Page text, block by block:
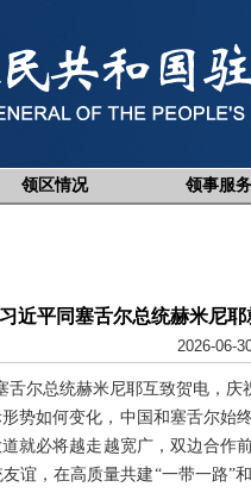
领区情况 领事服务
习近平同塞舌尔总统赫米尼
2026-06-
尔总统赫米尼耶互致贺电，庆
势如何变化，中国和塞舌尔
就必将越走越宽广，双边合
谊，在高质量共建“一带一路